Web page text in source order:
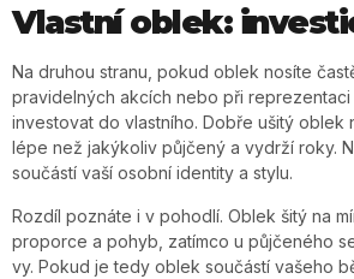
Vlastní oblek:
Na druhou stranu, pokud oblek nosíte
pravidelných akcích nebo při reprezentaci
investovat do vlastního. Dobře ušitý oblek
lépe než jakýkoliv půjčený a vydrží roky.
součástí vaší osobní identity a stylu.
Rozdíl poznáte i v pohodlí. Oblek šitý na
proporce a pohyb, zatímco u půjčeného
vy. Pokud je tedy oblek součástí vašeho